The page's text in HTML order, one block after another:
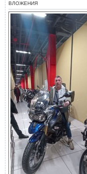
0
9
ВЛОЖЕНИЯ